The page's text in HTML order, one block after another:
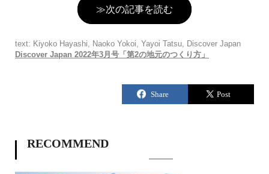
≫次の記事を読む
text: Kiyoko Hayashi, Naoko Yokoi, Yayoi Tatsu, Discover Japan
Discover Japan 2022年3月号「第2の地元のつくり方」
RECOMMEND